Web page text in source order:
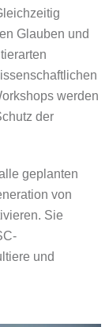
Glauben und
werden
der
geplanten
von
Sie
und